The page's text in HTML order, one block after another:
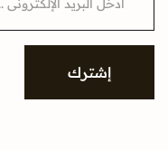
i
إشترك